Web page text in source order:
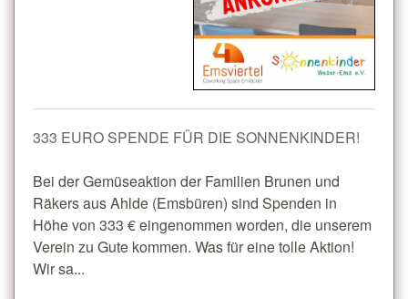
333 EURO SPENDE FÜR DIE SONNENKINDER!
Bei der Gemüseaktion der Familien Brunen und
Räkers aus Ahlde (Emsbüren) sind Spenden in
Höhe von 333 € eingenommen worden, die unserem
Verein zu Gute kommen. Was für eine tolle Aktion!
Wir sa...